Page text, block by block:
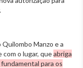
Quilombo Manzo e a
com o lugar, queabriga
para os